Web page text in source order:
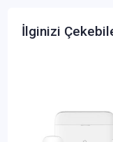
İlginizi